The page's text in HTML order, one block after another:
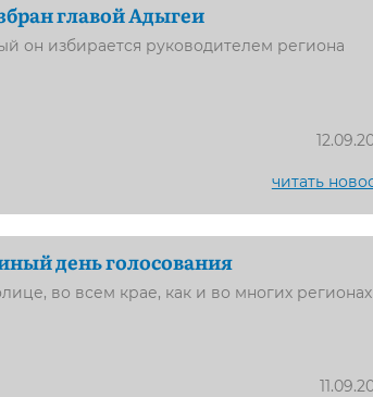
главой Адыгеи
он избирается руководителем региона
читать
день голосования
во всем крае, как и во многих регионах